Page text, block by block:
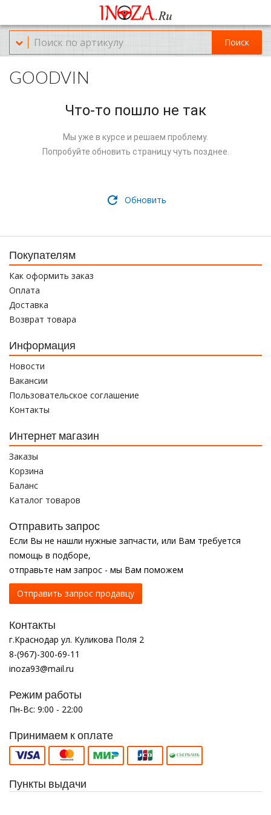
Офис обслуживания г.Краснодар (KRD) Куликова Поля 2 (магазин
Нож-мясо)
8-(967)-300-69-11
Поиск
GOODVIN
Что-то пошло не так
Мы уже в курсе и решаем проблему.
Попробуйте обновить страницу чуть позднее.
Обновить
Покупателям
Как оформить заказ
Оплата
Доставка
Возврат товара
Информация
Новости
Вакансии
Пользовательское соглашение
Контакты
Интернет магазин
Заказы
Корзина
Баланс
Каталог товаров
Отправить запрос
Если Вы не нашли нужные запчасти, или Вам требуется
помощь в подборе,
отправьте нам запрос - мы Вам поможем
Отправить запрос продавцу
Контакты
г.Краснодар ул. Куликова Поля 2
8-(967)-300-69-11
inoza93@mail.ru
Режим работы
Пн-Вс: 9:00 - 22:00
Принимаем к оплате
Пункты выдачи